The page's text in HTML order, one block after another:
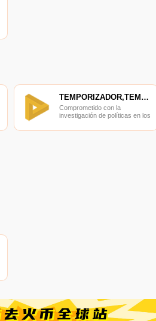
TEMPORIZADOR,TEMPORIZADOR
Comprometido con la
investigación de políticas en los
finanzas, las finanzas